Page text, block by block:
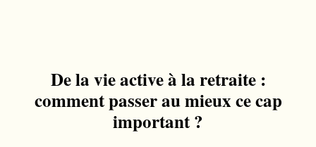
De la vie active à la retraite :
comment passer au mieux ce cap
important ?